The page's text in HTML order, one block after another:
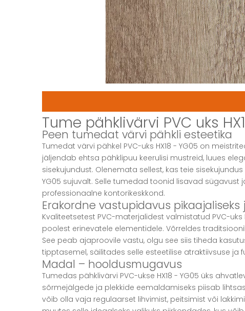
Tume pähklivärvi PVC uks
Peen tumedat värvi pähkli esteetika
Tumedat värvi pähkel PVC-uks HX18 - YG05 on
jäljendab ehtsa pähklipuu keerulisi mustreid, luues
sisekujundust. Olenemata sellest, kas teie
YG05 sujuvalt. Selle tumedad toonid lisavad sügavust
professionaalne kontorikeskkond.
Erakordne vastupidavus pikaajaliseks
Kvaliteetsetest PVC-materjalidest valmistatud PVC-
poolest erinevatele elementidele. Võrreldes
See peab ajaproovile vastu, olgu see siis tiheda
tipptasemel, säilitades selle esteetilise atraktiivsuse ja
Madal – hooldusmugavus
Tumedas pähklivärvi PVC-ukse HX18 - YG05 üks
sõrmejälgede ja plekkide eemaldamiseks piisab
võib olla vaja regulaarset lihvimist, peitsimist või